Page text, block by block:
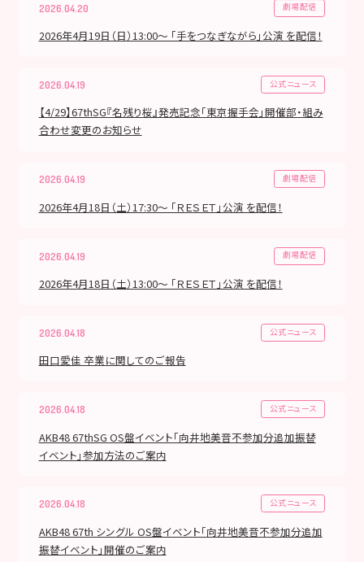
2026.04.20 劇場配信
2026年4月19日（日）13:00～ 「手をつなぎながら」公演 を配信！
2026.04.19 公式ニュース
【4/29】67thSG『名残り桜』発売記念「東京握手会」開催部・組み
合わせ変更のお知らせ
2026.04.19 劇場配信
2026年4月18日（土）17:30～ 「ＲＥＳＥＴ」公演 を配信！
2026.04.19 劇場配信
2026年4月18日（土）13:00～ 「ＲＥＳＥＴ」公演 を配信！
2026.04.18 公式ニュース
田口愛佳 卒業に関してのご報告
2026.04.18 公式ニュース
AKB48 67thSG OS盤イベント「向井地美音不参加分追加振替
イベント」参加方法のご案内
2026.04.18 公式ニュース
AKB48 67th シングル OS盤イベント「向井地美音不参加分追加
振替イベント」開催のご案内